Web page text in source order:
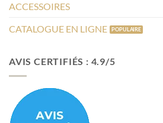
ACCESSOIRES
CATALOGUE EN LIGNE
AVIS CERTIFIÉS : 4.9/5